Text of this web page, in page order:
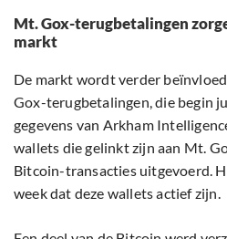
Mt. Gox-terugbetalingen
markt
De markt wordt verder
Gox-terugbetalingen, die begin
gegevens van Arkham
wallets die gelinkt zijn aan Mt.
Bitcoin-transacties uitgevoerd.
week dat deze wallets actief zijn.